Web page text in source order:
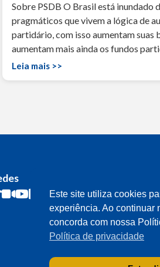
Sobre PSDB O Brasil está inundado
pragmáticos que vivem a lógica de
partidário, com isso aumentam suas
aumentam mais ainda os fundos
Leia mais >>
Este site utiliza cookies
experiência. Ao continuar
concorda com nossa
Política de privacidade